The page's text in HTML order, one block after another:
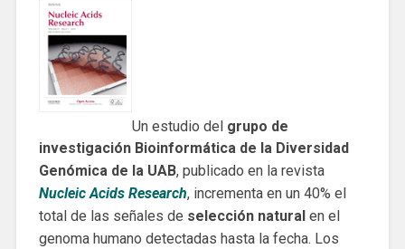
Un estudio del grupo de
investigación Bioinformática de la Diversidad
Genómica de la UAB, publicado en la revista
Nucleic Acids Research, incrementa en un 40% el
total de las señales de selección natural en el
genoma humano detectadas hasta la fecha. Los